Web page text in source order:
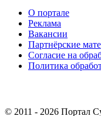
О портале
Реклама
Вакансии
Партнёрские
Согласие на
Политика
© 2011 - 2026 Портал